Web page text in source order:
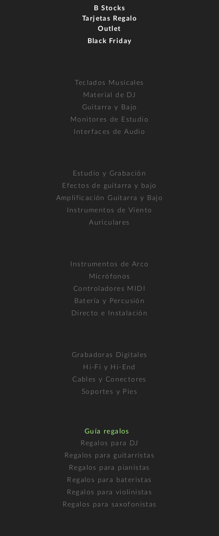
B Stocks
Tarjetas Regalo
Outlet
Black Friday
Teclados Musicales
Material de DJ
Guitarra y Bajo
Monitores de Estudio
Interfaces de Audio
Estudio y Grabación
Efectos de guitarra y bajo
Amplificación Guitarra y Bajo
Instrumentos de Viento
Auriculares
Instrumentos de Arco
Micrófonos
Controladores MIDI
Batería y Percusión
Directo e Instalación
Grabadoras Digitales
Hi-Fi y Hi-End
Cables y Conectores
Soportes y Pies
Guía regalos
Regalos para DJ
Regalos para guitarristas
Regalos para pianistas
Regalos para bateristas
Regalos para violinistas
Regalos para saxofonistas